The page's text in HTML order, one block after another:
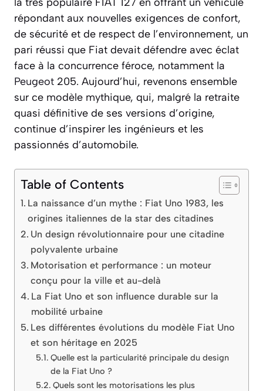
répondant aux nouvelles exigences de confort,
de sécurité et de respect de l’environnement, un
pari réussi que Fiat devait défendre avec éclat
face à la concurrence féroce, notamment la
Peugeot 205. Aujourd’hui, revenons ensemble
sur ce modèle mythique, qui, malgré la retraite
quasi définitive de ses versions d’origine,
continue d’inspirer les ingénieurs et les
passionnés d’automobile.
Table of Contents
La naissance d’un mythe : Fiat Uno 1983, les
origines italiennes de la star des citadines
Un design révolutionnaire pour une citadine
polyvalente urbaine
Motorisation et performance : un moteur
conçu pour la ville et au-delà
La Fiat Uno et son influence durable sur la
mobilité urbaine
Les différentes évolutions du modèle Fiat Uno
et son héritage en 2025
Quelle est la particularité principale du design
de la Fiat Uno ?
Quels sont les motorisations les plus